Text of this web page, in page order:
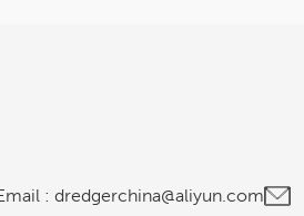
: dredgerchina@aliyun.com